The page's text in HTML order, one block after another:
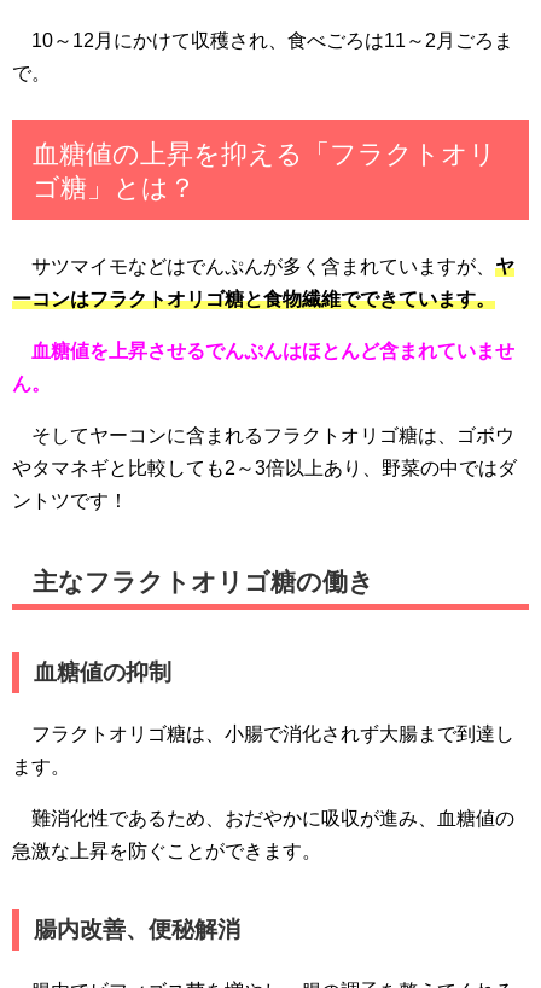
10～12月にかけて収穫され、食べごろは11～2月ごろま
で。
血糖値の上昇を抑える「フラクトオリ
ゴ糖」とは？
サツマイモなどはでんぷんが多く含まれていますが、 ヤ
ーコンはフラクトオリゴ糖と食物繊維でできています。
血糖値を上昇させるでんぷんはほとんど含まれていませ
ん。
そしてヤーコンに含まれるフラクトオリゴ糖は、ゴボウ
やタマネギと比較しても2～3倍以上あり、野菜の中ではダ
ントツです！
主なフラクトオリゴ糖の働き
血糖値の抑制
フラクトオリゴ糖は、小腸で消化されず大腸まで到達し
ます。
難消化性であるため、おだやかに吸収が進み、血糖値の
急激な上昇を防ぐことができます。
腸内改善、便秘解消